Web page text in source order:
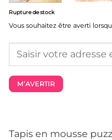
Tapis en mousse
Rupture de stock
Vous souhaitez être averti
M’AVERTIR